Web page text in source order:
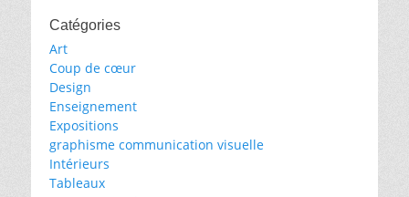
Catégories
Art
Coup de cœur
Design
Enseignement
Expositions
graphisme communication visuelle
Intérieurs
Tableaux